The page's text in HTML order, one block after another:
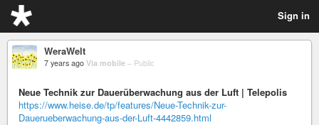
Sign in
WeraWelt
7 years ago Via mobile – Public
Neue Technik zur Dauerüberwachung aus der Luft | Telepolis
https://www.heise.de/tp/features/Neue-Technik-zur-
Dauerueberwachung-aus-der-Luft-4442859.html